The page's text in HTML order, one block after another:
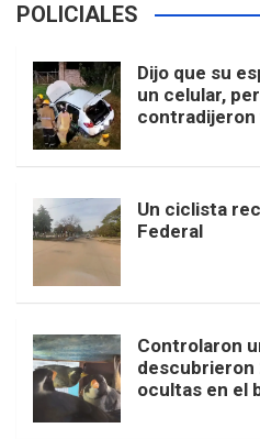
POLICIALES
Dijo que su
un celular,
Un ciclista
Federal
Controlaron
descubrieron
ocultas en el